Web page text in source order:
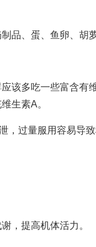
、蛋、鱼卵、胡萝
多吃一些富含有
生素A。
过量服用容易导致
提高机体活力。